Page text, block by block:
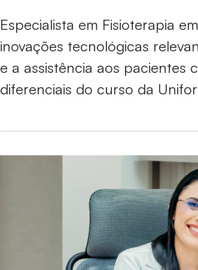
Especialista em Fisioterapia
inovações tecnológicas
e a assistência aos pacientes
diferenciais do curso da Unifor